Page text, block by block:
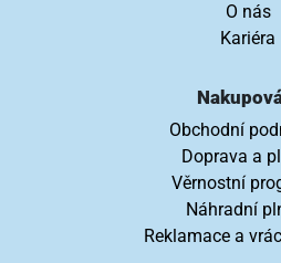
O nás
Kariéra
Obchodní
Doprava a
Věrnostní
Náhradní
Reklamace a